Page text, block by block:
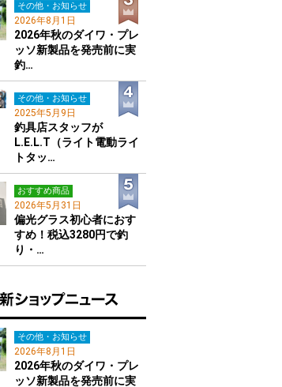
その他・お知らせ
2026年8月1日
2026年秋のダイワ・プレ
ッソ新製品を発売前に実
釣…
その他・お知らせ
2025年5月9日
釣具店スタッフが
L.E.L.T（ライト電動ライ
トタッ…
おすすめ商品
2026年5月31日
偏光グラス初心者におす
すめ！税込3280円で釣
り・…
その他・お知らせ
2026年8月1日
2026年秋のダイワ・プレ
ッソ新製品を発売前に実